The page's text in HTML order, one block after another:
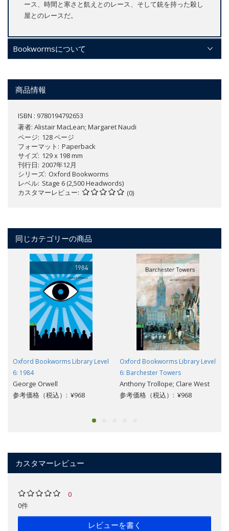
ース、時間と寒さと飢えとのレース、そして銃を持った殺し
屋とのレースだ。
Bookwormsについて
商品情報
ISBN : 9780194792653
著者: Alistair MacLean; Margaret Naudi
ページ 128 ページ
フォーマット
Paperback
サイズ 129 x 198 mm
刊行日 2007年12月
シリーズ Oxford Bookworms
レベル Stage 6 (2,500 Headwords)
カスタマーレビュー
(0)
同じカテゴリーの商品
Oxford Bookworms Library Level
6: 1984
George Orwell
参考価格（税込）: ¥968
Oxford Bookworms Library Level
6: Barchester Towers
Anthony Trollope; Clare West
参考価格（税込）: ¥968
カスタマーレビュー
0
0件
レビューを書く